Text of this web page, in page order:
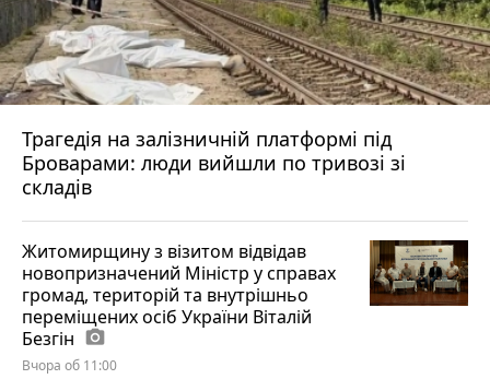
Трагедія на залізничній платформі під
Броварами: люди вийшли по тривозі зі
складів
Житомирщину з візитом відвідав
новопризначений Міністр у справах
громад, територій та внутрішньо
переміщених осіб України Віталій
Безгін photo_camera
Вчора об 11:00